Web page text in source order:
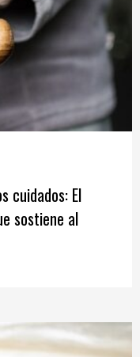
cuidados: El
sostiene al